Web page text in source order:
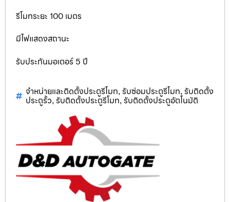
รีโมทระยะ 100 เมตร
มีไฟแสดงสถานะ
รับประกันมอเตอร์ 5 ปี
จำหน่ายและติดตั้งประตูรีโมท, รับซ่อมประตูรีโมท, รับติดตั้ง
ประตูรั้ว, รับติดตั้งประตูรีโมท, รับติดตั้งประตูอัตโนมัติ